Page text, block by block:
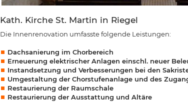
Kath. Kirche St. Martin in Riegel
Die Innenrenovation umfasste folgende Leistungen:
Dachsanierung im Chorbereich
Erneuerung elektrischer Anlagen einschl. neuer
Instandsetzung und Verbesserungen bei den
Umgestaltung der Chorstufenanlage und des
Restaurierung der Raumschale
Restaurierung der Ausstattung und Altäre